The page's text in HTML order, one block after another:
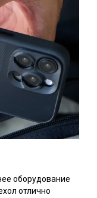
оборудование
отлично